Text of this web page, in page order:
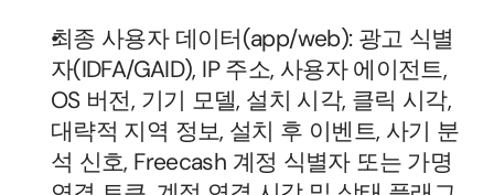
최종 사용자 데이터(app/web): 광고 식별
자(IDFA/GAID), IP 주소, 사용자 에이전트,
OS 버전, 기기 모델, 설치 시각, 클릭 시각,
대략적 지역 정보, 설치 후 이벤트, 사기 분
석 신호, Freecash 계정 식별자 또는 가명